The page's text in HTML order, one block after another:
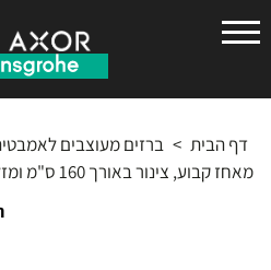
גרואה
דף הבית > ברזים מעוצבים
מאחז קבוע, צינור באורך 160 ס"מ ומזלף מדגם קרומה סלקט E ואריו